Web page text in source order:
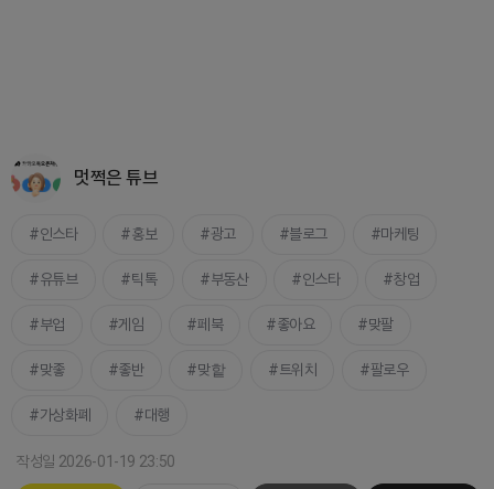
멋쩍은 튜브
인스타 홍보 광고 블로그 마케팅
유튜브 틱톡 부동산 인스타 창업
부업 게임 페북 좋아요 맞팔
맞좋 좋반 맞핱 트위치 팔로우
가상화폐 대행
작성일 2026-01-19 23:50